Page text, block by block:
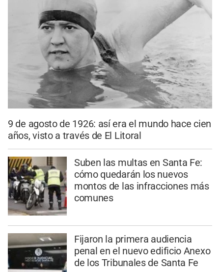
9 de agosto de 1926: así era el mundo hace cien
años, visto a través de El Litoral
Suben las multas en Santa Fe:
cómo quedarán los nuevos
montos de las infracciones más
comunes
Fijaron la primera audiencia
penal en el nuevo edificio Anexo
de los Tribunales de Santa Fe